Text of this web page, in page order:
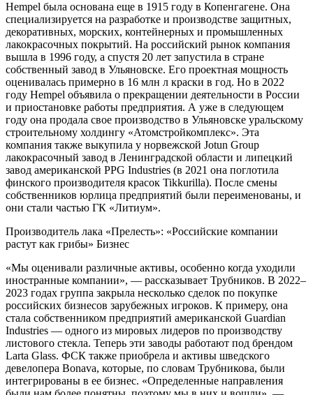
Hempel была основана еще в 1915 году в Копенгагене. Она
специализируется на разработке и производстве защитных,
декоративных, морских, контейнерных и промышленных
лакокрасочных покрытий. На российский рынок компания
вышла в 1996 году, а спустя 20 лет запустила в стране
собственный завод в Ульяновске. Его проектная мощность
оценивалась примерно в 16 млн л краски в год. Но в 2022
году Hempel объявила о прекращении деятельности в России
и приостановке работы предприятия. А уже в следующем
году она продала свое производство в Ульяновске уральскому
строительному холдингу «Атомстройкомплекс». Эта
компания также выкупила у норвежской Jotun Group
лакокрасочный завод в Ленинградской области и липецкий
завод американской PPG Industries (в 2021 она поглотила
финского производителя красок Tikkurilla). После смены
собственников юрлица предприятий были переименованы, и
они стали частью ГК «Литиум».
Производитель лака «Прелесть»: «Российские компании
растут как грибы» Бизнес
«Мы оценивали различные активы, особенно когда уходили
иностранные компании», — рассказывает Трубников. В 2022–
2023 годах группа закрыла несколько сделок по покупке
российских бизнесов зарубежных игроков. К примеру, она
стала собственником предприятий американской Guardian
Industries — одного из мировых лидеров по производству
листового стекла. Теперь эти заводы работают под брендом
Larta Glass. ФСК также приобрела и активы шведского
девелопера Bonava, которые, по словам Трубникова, были
интегрированы в ее бизнес. «Определенные направления